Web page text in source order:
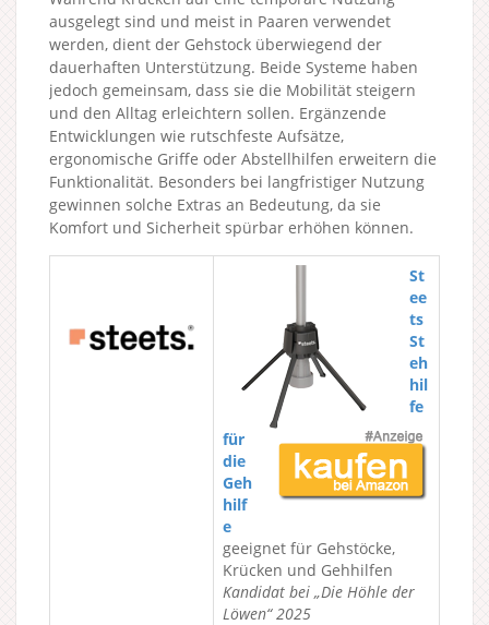
ausgelegt sind und meist in Paaren verwendet
werden, dient der Gehstock überwiegend der
dauerhaften Unterstützung. Beide Systeme haben
jedoch gemeinsam, dass sie die Mobilität steigern
und den Alltag erleichtern sollen. Ergänzende
Entwicklungen wie rutschfeste Aufsätze,
ergonomische Griffe oder Abstellhilfen erweitern die
Funktionalität. Besonders bei langfristiger Nutzung
gewinnen solche Extras an Bedeutung, da sie
Komfort und Sicherheit spürbar erhöhen können.
St
ee
ts
St
eh
hil
fe
für
die
Geh
hilf
e
geeignet für Gehstöcke,
Krücken und Gehhilfen
Kandidat bei „Die Höhle der
Löwen“ 2025